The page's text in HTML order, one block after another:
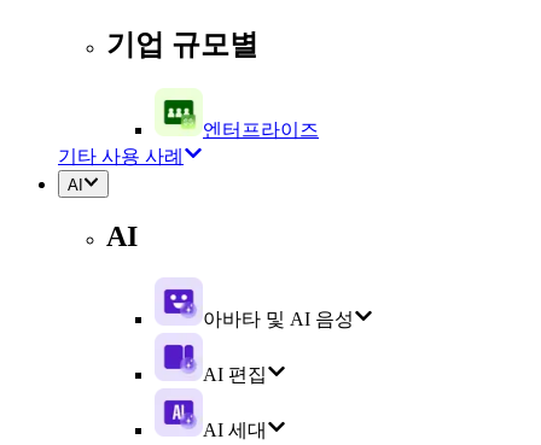
기업 규모별
엔터프라이즈
기타 사용 사례
AI
AI
아바타 및 AI 음성
AI 편집
AI 세대